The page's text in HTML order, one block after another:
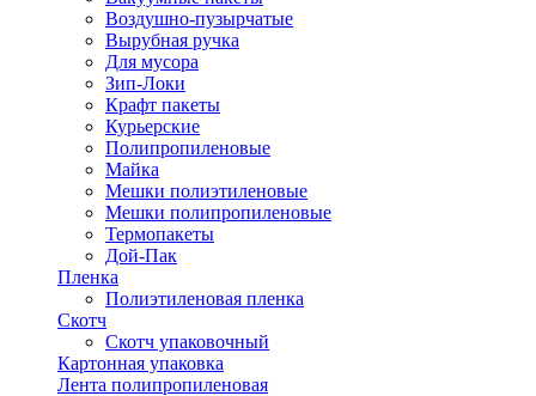
Воздушно-пузырчатые
Вырубная ручка
Для мусора
Зип-Локи
Крафт пакеты
Курьерские
Полипропиленовые
Майка
Мешки полиэтиленовые
Мешки полипропиленовые
Термопакеты
Дой-Пак
Пленка
Полиэтиленовая пленка
Скотч
Скотч упаковочный
Картонная упаковка
Лента полипропиленовая